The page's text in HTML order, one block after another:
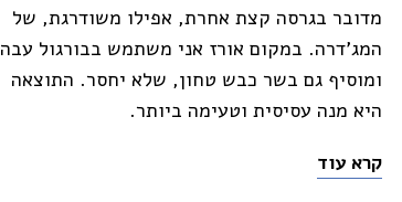
מדובר בגרסה קצת אחרת, אפילו משודרגת, של
המג'דרה. במקום אורז אני משתמש בבורגול עבה
ומוסיף גם בשר כבש טחון, שלא יחסר. התוצאה
היא מנה עסיסית וטעימה ביותר.
קרא עוד